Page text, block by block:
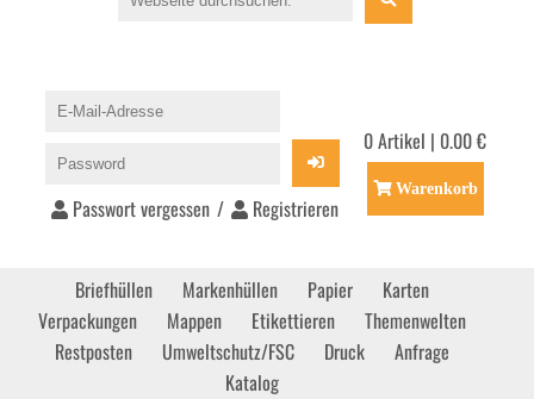
Passwort vergessen / Registrieren
0 Artikel | 0.00 €
Warenkorb
Briefhüllen Markenhüllen Papier
Karten
Verpackungen
Mappen Etikettieren
Themenwelten
Restposten
Umweltschutz/FSC Druck
Anfrage
Katalog